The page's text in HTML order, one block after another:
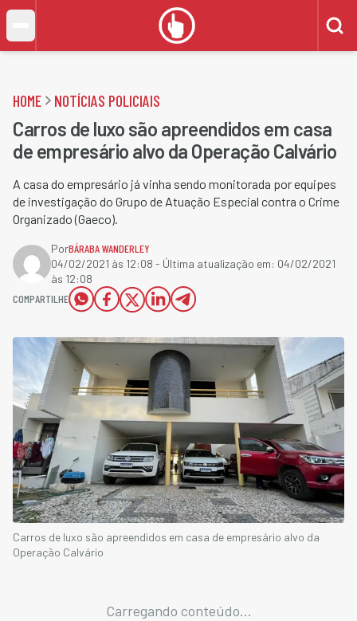
HOME NOTÍCIAS POLICIAIS
Carros de luxo são apreendidos em casa
de empresário alvo da Operação Calvário
A casa do empresário já vinha sendo monitorada por equipes
de investigação do Grupo de Atuação Especial contra o Crime
Organizado (Gaeco).
PorBÁRABA WANDERLEY
04/02/2021 às 12:08 - Última atualização em: 04/02/2021
às 12:08
COMPARTILHE
Carros de luxo são apreendidos em casa de empresário alvo da
Operação Calvário
Carregando conteúdo...